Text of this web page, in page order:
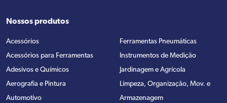
Nossos produtos
Acessórios
Acessórios para Ferramentas
Adesivos e Químicos
Aerografia e Pintura
Automotivo
Ferramentas Pneumáticas
Instrumentos de Medição
Jardinagem e Agrícola
Limpeza, Organização, Mov. e
Armazenagem